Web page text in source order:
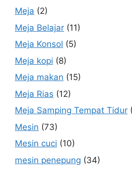
Meja (2)
Meja Belajar (11)
Meja Konsol (5)
Meja kopi (8)
Meja makan (15)
Meja Rias (12)
Meja Samping Tempat Tidur
Mesin (73)
Mesin cuci (10)
mesin penepung (34)